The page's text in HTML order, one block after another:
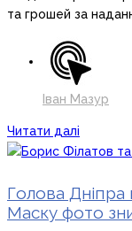
та грошей за
Іван Мазур
Читати далі
Голова
Маску фото